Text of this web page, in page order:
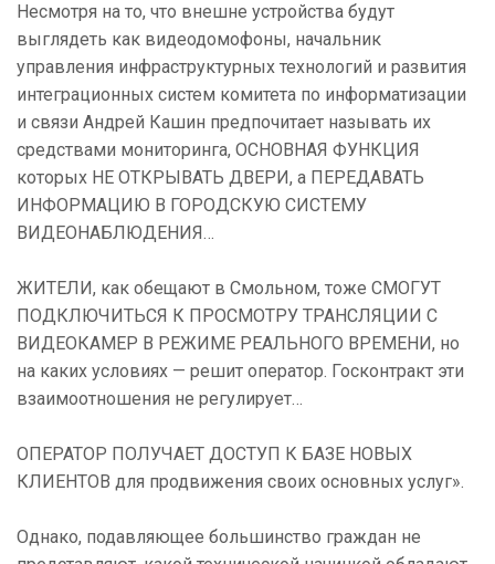
Несмотря на то, что внешне устройства будут
выглядеть как видеодомофоны, начальник
управления инфраструктурных технологий и развития
интеграционных систем комитета по информатизации
и связи Андрей Кашин предпочитает называть их
средствами мониторинга, ОСНОВНАЯ ФУНКЦИЯ
которых НЕ ОТКРЫВАТЬ ДВЕРИ, а ПЕРЕДАВАТЬ
ИНФОРМАЦИЮ В ГОРОДСКУЮ СИСТЕМУ
ВИДЕОНАБЛЮДЕНИЯ…
ЖИТЕЛИ, как обещают в Смольном, тоже СМОГУТ
ПОДКЛЮЧИТЬСЯ К ПРОСМОТРУ ТРАНСЛЯЦИИ С
ВИДЕОКАМЕР В РЕЖИМЕ РЕАЛЬНОГО ВРЕМЕНИ, но
на каких условиях — решит оператор. Госконтракт эти
взаимоотношения не регулирует…
ОПЕРАТОР ПОЛУЧАЕТ ДОСТУП К БАЗЕ НОВЫХ
КЛИЕНТОВ для продвижения своих основных услуг».
Однако, подавляющее большинство граждан не